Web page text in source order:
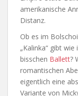
amerikanische
Distanz.
Ob es im
„Kalinka“ gibt
bisschen Ballett?
romantischen
eigentlich eine
Variante von